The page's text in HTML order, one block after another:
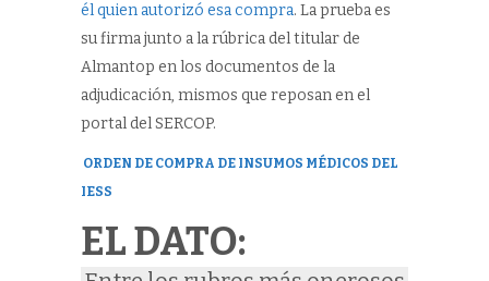
él quien autorizó esa compra. La prueba es
su firma junto a la rúbrica del titular de
Almantop en los documentos de la
adjudicación, mismos que reposan en el
portal del SERCOP.
ORDEN DE COMPRA DE INSUMOS MÉDICOS DEL
IESS
EL DATO: